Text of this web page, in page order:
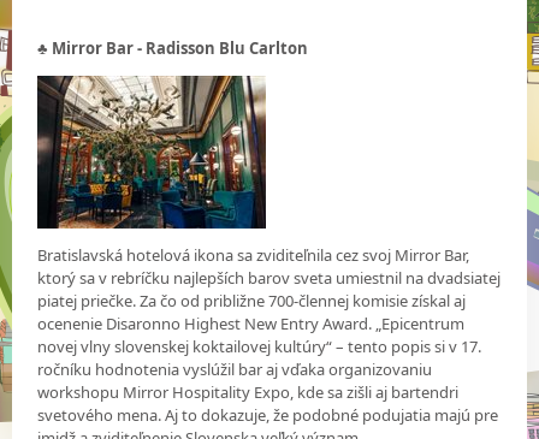
♣ Mirror Bar - Radisson Blu Carlton
Bratislavská hotelová ikona sa zviditeľnila cez svoj Mirror Bar,
ktorý sa v rebríčku najlepších barov sveta umiestnil na dvadsiatej
piatej priečke. Za čo od približne 700-člennej komisie získal aj
ocenenie Disaronno Highest New Entry Award. „Epicentrum
novej vlny slovenskej koktailovej kultúry“ – tento popis si v 17.
ročníku hodnotenia vyslúžil bar aj vďaka organizovaniu
workshopu Mirror Hospitality Expo, kde sa zišli aj bartendri
svetového mena. Aj to dokazuje, že podobné podujatia majú pre